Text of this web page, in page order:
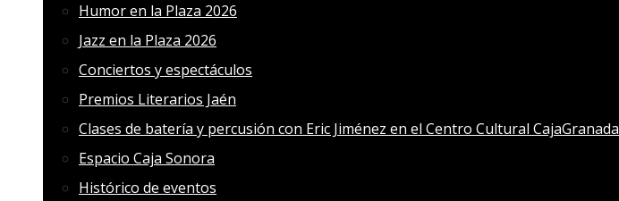
Humor en la Plaza 2026
Jazz en la Plaza 2026
Conciertos y espectáculos
Premios Literarios Jaén
Clases de batería y percusión con Eric Jiménez en el Centro Cultural CajaGranada
Espacio Caja Sonora
Histórico de eventos